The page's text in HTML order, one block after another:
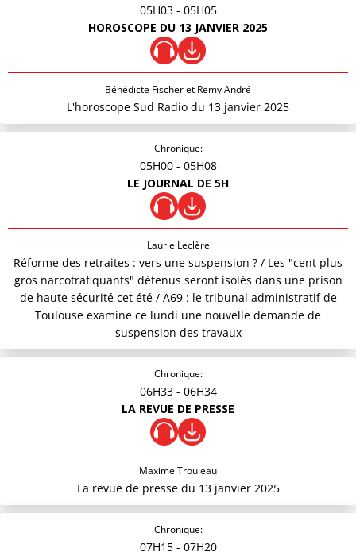
05H03 - 05H05
HOROSCOPE DU 13 JANVIER 2025
Bénédicte Fischer et Remy André
L'horoscope Sud Radio du 13 janvier 2025
Chronique:
05H00 - 05H08
LE JOURNAL DE 5H
Laurie Leclère
Réforme des retraites : vers une suspension ? / Les "cent plus
gros narcotrafiquants" détenus seront isolés dans une prison
de haute sécurité cet été / A69 : le tribunal administratif de
Toulouse examine ce lundi une nouvelle demande de
suspension des travaux
Chronique:
06H33 - 06H34
LA REVUE DE PRESSE
Maxime Trouleau
La revue de presse du 13 janvier 2025
Chronique:
07H15 - 07H20